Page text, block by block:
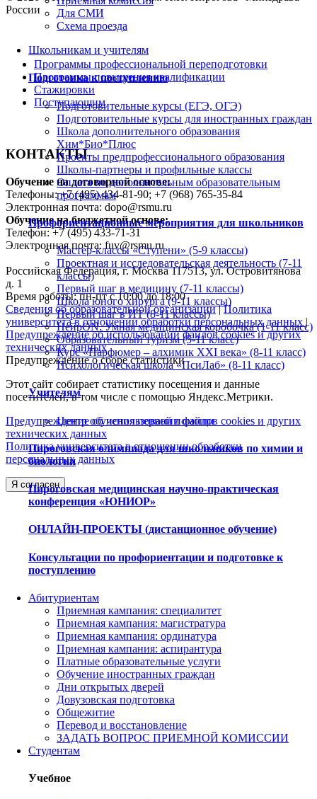
Для СМИ
Схема проезда
Школьникам и учителям
Подготовка к поступлению
Подготовительные курсы (ЕГЭ, ОГЭ)
Подготовительные курсы для иностранных граждан
Школа дополнительного образования
Хим*Био*Плюс
Проекты предпрофессионального образования
Школы-партнеры и профильные классы
Оплата по дополнительным образовательным
программам
Профориентационные мероприятия для школьников
Мастер-классы «Ступени» (5-9 классы)
Проектная и исследовательская деятельность (7-11
классы)
Первый шаг в медицину (7-11 классы)
Школа юного хирурга (9-11 классы)
Первый шаг в ИТ (8-11 классы)
НейрON. Умная медицинская коробочка (1-11 класс)
Образовательный туризм (5-11 класс)
Курс «Парфюмер – алхимик XXI века» (8-11 класс)
Психологическая школа «ПсиЛаб» (8-11 класс)
Учителям
Центр обучения первой помощи
Пироговская олимпиада для школьников по химии и
биологии
Пироговская медицинская научно-практическая
конференция «ЮНИОР»
ОНЛАЙН-ПРОЕКТЫ (дистанционное обучение)
Консультации по профориентации и подготовке к
поступлению
Абитуриентам
Приемная кампания: специалитет
Приемная кампания: магистратура
Приемная кампания: ординатура
Приемная кампания: аспирантура
Платные образовательные услуги
Обучение иностранных граждан
Дни открытых дверей
Довузовская подготовка
Общежитие
Перевод и восстановление
ЗАДАТЬ ВОПРОС ПРИЕМНОЙ КОМИССИИ
Студентам
Учебное
России
Программы профессиональной переподготовки
Программы повышения квалификации
Стажировки
Поступающим
КОНТАКТЫ
Обучение на договорной основе:
Телефоны: +7 (495) 434-81-90; +7 (968) 765-35-84
Электронная почта: dopo@rsmu.ru
Обучение на бюджетной основе:
Телефон: +7 (495) 433-71-31
Электронная почта: fuv@rsmu.ru
Российская Федерация, г. Москва 117513, ул. Островитянова
д. 1
Время работы: пн-пт с 10:00 до 18:00
Сведения об образовательной организации|Политика
университета в отношении обработки персональных данных |
Предупреждение об использовании файлов cookies и других
технических данных
Предупреждение о сборе статистики
Этот сайт собирает статистику посещения и данные
посетителей, в том числе с помощью Яндекс.Метрики.
Предупреждение об использовании файлов cookies и других
технических данных
Политика университета в отношении обработки
персональных данных
Я согласен